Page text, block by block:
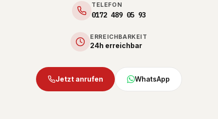
TELEFON
0172 489 05 93
ERREICHBARKEIT
24h erreichbar
Jetzt anrufen WhatsApp